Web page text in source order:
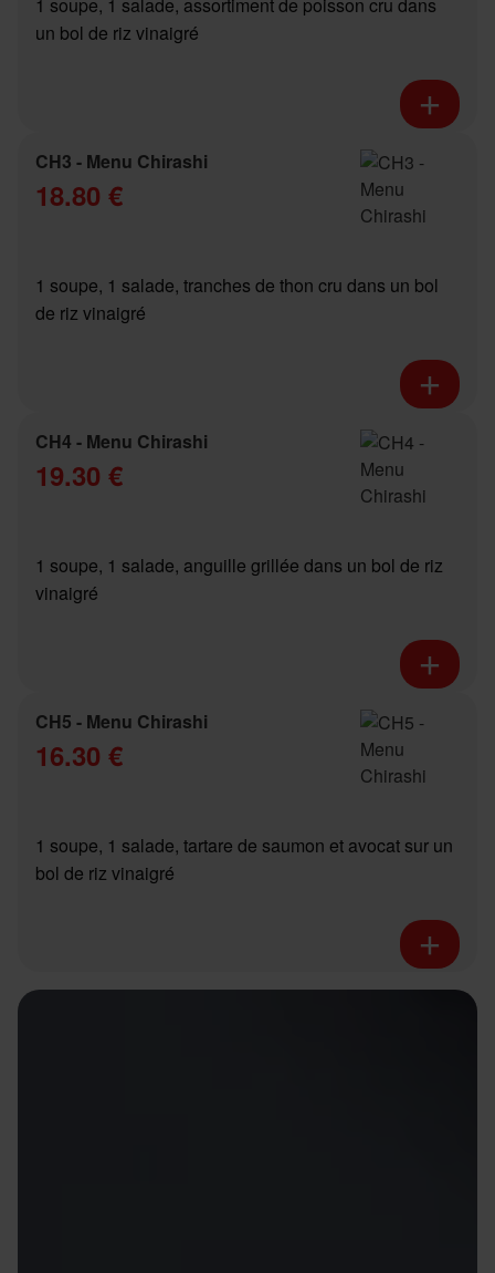
1 soupe, 1 salade, assortiment de poisson cru dans
un bol de riz vinaigré
CH3 - Menu Chirashi
18.80 €
1 soupe, 1 salade, tranches de thon cru dans un bol
de riz vinaigré
CH4 - Menu Chirashi
19.30 €
1 soupe, 1 salade, anguille grillée dans un bol de riz
vinaigré
CH5 - Menu Chirashi
16.30 €
1 soupe, 1 salade, tartare de saumon et avocat sur un
bol de riz vinaigré